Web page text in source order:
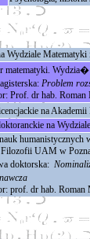
Wydziale
matematyki.
Problem
Prof. dr hab.
na
na
humanistycznych
UAM w
doktorska:
prof. dr hab. Roman